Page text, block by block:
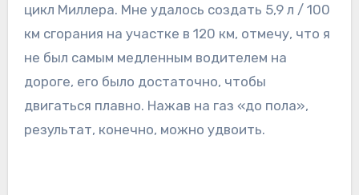
цикл Миллера. Мне удалось создать 5,9 л / 100
км сгорания на участке в 120 км, отмечу, что я
не был самым медленным водителем на
дороге, его было достаточно, чтобы
двигаться плавно. Нажав на газ «до пола»,
результат, конечно, можно удвоить.